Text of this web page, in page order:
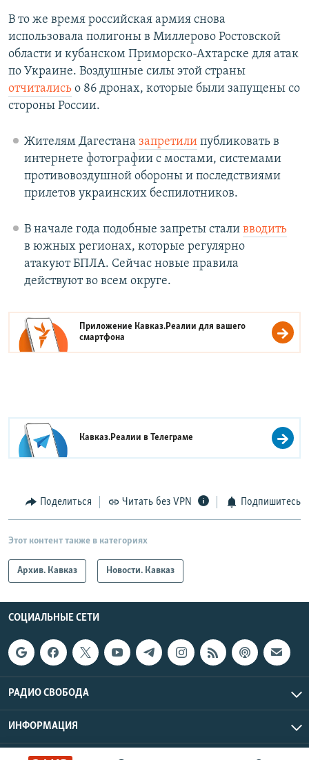
В то же время российская армия снова
использовала полигоны в Миллерово Ростовской
области и кубанском Приморско-Ахтарске для атак
по Украине. Воздушные силы этой страны
отчитались о 86 дронах, которые были запущены со
стороны России.
Жителям Дагестана запретилипубликовать в
интернете фотографии с мостами, системами
противовоздушной обороны и последствиями
прилетов украинских беспилотников.
В начале года подобные запреты стали вводить
в южных регионах, которые регулярно
атакуют БПЛА. Сейчас новые правила
действуют во всем округе.
Приложение Кавказ.Реалии для вашего
смартфона
Кавказ.Реалии вТелеграме
Поделиться Читать без VPN Подпишитесь
Этот контент также в категориях
Архив. Кавказ Новости. Кавказ
СОЦИАЛЬНЫЕ СЕТИ
РАДИО СВОБОДА
ИНФОРМАЦИЯ